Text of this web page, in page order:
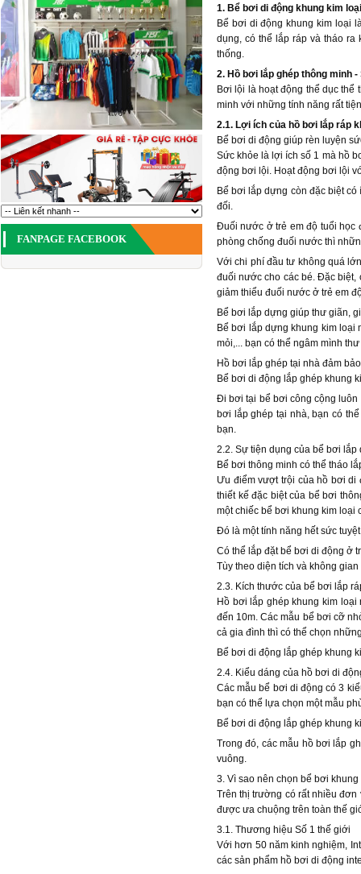
FANPAGE FACEBOOK
1. Bể bơi di động khung kim
Bể bơi di động khung kim loại
dụng, có thể lắp ráp và tháo ra
thống.
2. Hồ bơi lắp ghép thông minh
Bơi lội là hoạt động thể dục thể
minh với những tính năng rất
2.1. Lợi ích của hồ bơi lắp ráp
Bể bơi di động giúp rèn luyện
Sức khỏe là lợi ích số 1 mà hồ
động bơi lội. Hoạt động bơi lội
Bể bơi lắp dựng còn đặc biệt
đối.
Đuối nước ở trẻ em độ tuổi học
phòng chống đuối nước thì
Với chi phí đầu tư không quá
đuối nước cho các bé. Đặc biệt,
giảm thiểu đuối nước ở trẻ em
Bể bơi lắp dựng giúp thư giãn,
Bể bơi lắp dựng khung kim loại
mỏi,... bạn có thể ngâm mình
Hồ bơi lắp ghép tại nhà đảm
Bể bơi di động lắp ghép khung
Đi bơi tại bể bơi công cộng
bơi lắp ghép tại nhà, bạn có
bạn.
2.2. Sự tiện dụng của bể bơi lắp
Bể bơi thông minh có thể tháo
Ưu điểm vượt trội của hồ bơi di
thiết kế đặc biệt của bể bơi
một chiếc bể bơi khung kim loại
Đó là một tính năng hết sức
Có thể lắp đặt bể bơi di động ở
Tùy theo diện tích và không
2.3. Kích thước của bể bơi lắp
Hồ bơi lắp ghép khung kim
đến 10m. Các mẫu bể bơi cỡ
cả gia đình thì có thể chọn
Bể bơi di động lắp ghép khung
2.4. Kiểu dáng của hồ bơi di
Các mẫu bể bơi di động có 3
bạn có thể lựa chọn một mẫu
Bể bơi di động lắp ghép khung
Trong đó, các mẫu hồ bơi lắp
vuông.
3. Vì sao nên chọn bể bơi
Trên thị trường có rất nhiều
được ưa chuộng trên toàn thế
3.1. Thương hiệu Số 1 thế giới
Với hơn 50 năm kinh nghiệm,
các sản phẩm hồ bơi di động